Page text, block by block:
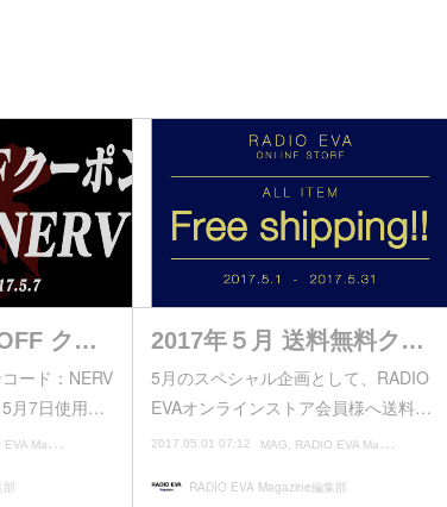
ク…
ード：NERV
月7日使用…
編集部
2017年５月 送料無料ク…
5月のスペシャル企画として、RADIO
EVAオンラインストア会員様へ送料…
2017.05.01 07:12 MAG RADIO EVA Magazine編集部
RADIO EVA Magazine編集部